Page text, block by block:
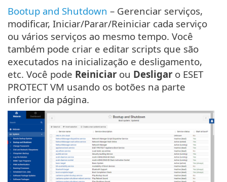
Bootup and Shutdown – Gerenciar serviços,
modificar, Iniciar/Parar/Reiniciar cada serviço
ou vários serviços ao mesmo tempo. Você
também pode criar e editar scripts que são
executados na inicialização e desligamento,
etc. Você pode Reiniciar ou Desligar o ESET
PROTECT VM usando os botões na parte
inferior da página.